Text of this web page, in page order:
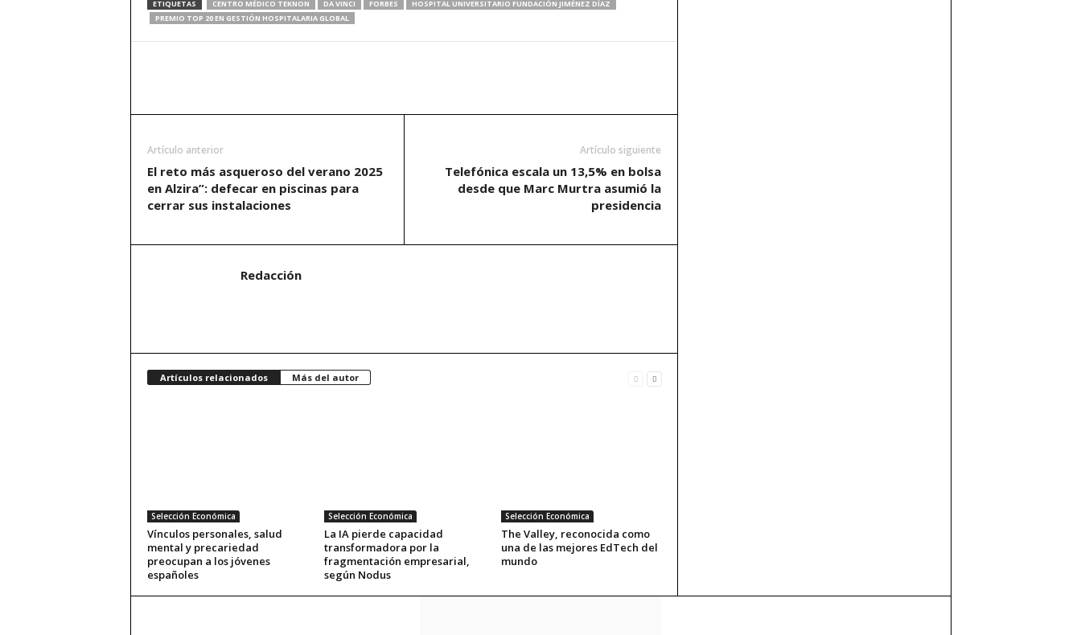
ETIQUETAS CENTRO MÉDICO TEKNON DA VINCI FORBES
HOSPITAL UNIVERSITARIO FUNDACIÓN JIMÉNEZ DÍAZ
PREMIO TOP 20 EN GESTIÓN HOSPITALARIA GLOBAL
Artículo anterior
El reto más asqueroso del verano 2025
en Alzira”: defecar en piscinas para
cerrar sus instalaciones
Artículo siguiente
Telefónica escala un 13,5% en bolsa
desde que Marc Murtra asumió la
presidencia
Redacción
Artículos relacionados Más del autor
Selección Económica
Vínculos personales, salud
mental y precariedad
preocupan a los jóvenes
españoles
Selección Económica
La IA pierde capacidad
transformadora por la
fragmentación empresarial,
según Nodus
Selección Económica
The Valley, reconocida como
una de las mejores EdTech del
mundo